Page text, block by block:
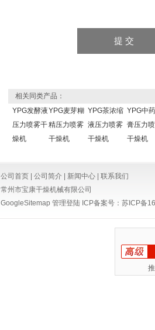
相关同类产品：
YPG发酵液
压力喷雾干
燥机
YPG麦芽糊
精压力喷雾
干燥机
YPG茶浓缩
液压力喷雾
干燥机
YPG中
膏压力
干燥机
公司首页 公司简介 新闻中心
联系我们
常州市宝康干燥机械有限公司
GoogleSitemap 管理登陆 ICP备案号： 苏ICP备